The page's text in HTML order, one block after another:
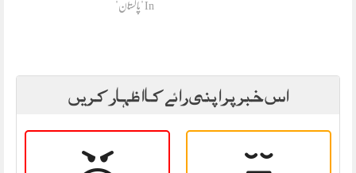
In "پاکستان"
اس خبر پر اپنی رائے کا اظہار کریں